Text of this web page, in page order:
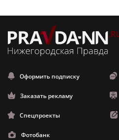
Оформить подписку
Заказать рекламу
Спецпроекты
Фотобанк